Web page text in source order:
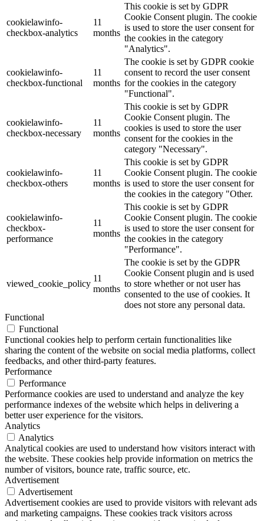
cookielawinfo-
checkbox-analytics
11
months
This cookie is set by GDPR
Cookie Consent plugin. The cookie
is used to store the user consent for
the cookies in the category
"Analytics".
cookielawinfo-
checkbox-functional
11
months
The cookie is set by GDPR cookie
consent to record the user consent
for the cookies in the category
"Functional".
cookielawinfo-
checkbox-necessary
11
months
This cookie is set by GDPR
Cookie Consent plugin. The
cookies is used to store the user
consent for the cookies in the
category "Necessary".
cookielawinfo-
checkbox-others
11
months
This cookie is set by GDPR
Cookie Consent plugin. The cookie
is used to store the user consent for
the cookies in the category "Other.
cookielawinfo-
checkbox-
performance
11
months
This cookie is set by GDPR
Cookie Consent plugin. The cookie
is used to store the user consent for
the cookies in the category
"Performance".
viewed_cookie_policy
11
months
The cookie is set by the GDPR
Cookie Consent plugin and is used
to store whether or not user has
consented to the use of cookies. It
does not store any personal data.
Functional
Functional
Functional cookies help to perform certain functionalities like
sharing the content of the website on social media platforms, collect
feedbacks, and other third-party features.
Performance
Performance
Performance cookies are used to understand and analyze the key
performance indexes of the website which helps in delivering a
better user experience for the visitors.
Analytics
Analytics
Analytical cookies are used to understand how visitors interact with
the website. These cookies help provide information on metrics the
number of visitors, bounce rate, traffic source, etc.
Advertisement
Advertisement
Advertisement cookies are used to provide visitors with relevant ads
and marketing campaigns. These cookies track visitors across